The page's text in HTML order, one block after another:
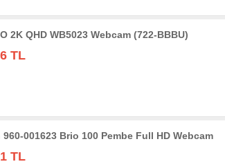
2K QHD WB5023 Webcam (722-BBBU)
TL
001623 Brio 100 Pembe Full HD Webcam
TL